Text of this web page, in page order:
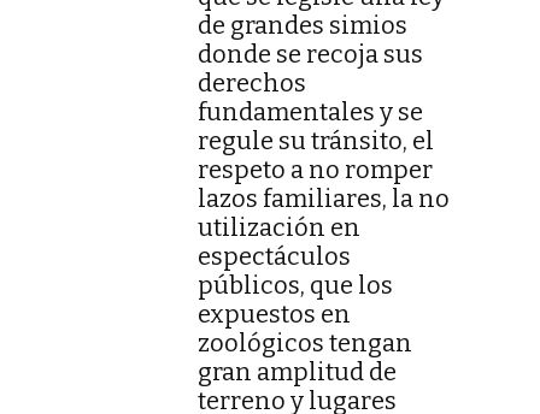
de grandes simios
donde se recoja sus
derechos
fundamentales y se
regule su tránsito, el
respeto a no romper
lazos familiares, la no
utilización en
espectáculos
públicos, que los
expuestos en
zoológicos tengan
gran amplitud de
terreno y lugares